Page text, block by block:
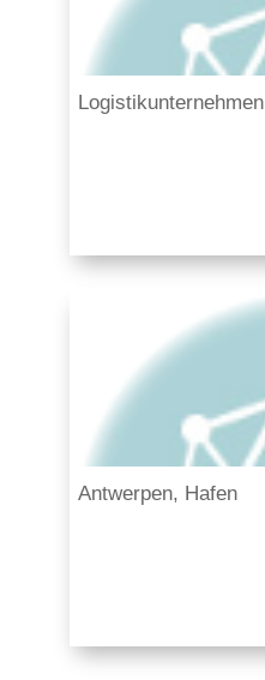
Logistikunternehmen
Antwerpen, Hafen